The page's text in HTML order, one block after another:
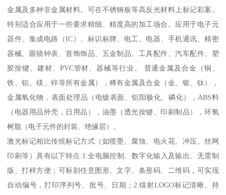
金属及多种非金属材料。可在不锈钢板等高反光材料上标记彩案。
特别适合应用于一些要求精细、精度高的加工场合。应用于电子元
器件、集成电路（IC）、标识标牌、电工、电器、手机通讯、精密
器械、眼镜钟表、首饰饰品、五金制品、工具配件、汽车配件、塑
胶按键、建材、PVC管材、器械等行业。 普通金属及合金（铜、
铁、铝、镁、锌等所有金属），稀有金属及合金（金、银、钛），
金属氧化物，表面处理品（电镀表面、铝阳极化、磷化），ABS料
（电器用品外壳，日用品），油墨（透光按键、印刷制品），环氧
树脂（电子元件的封装、绝缘层）。
激光标记相比传统标记方式（如喷墨、腐蚀、电火花、冲压、丝网
印刷等）具有以下特点:1.全电脑控制、数字化输入及输出、无需制
版、打样方便；可标刻任意图形、文字、条形码、二维码，可实现
自动编号，打印序列号、批号、日期；2.镭射LOGO标记清晰、持